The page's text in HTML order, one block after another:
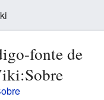
fonte de